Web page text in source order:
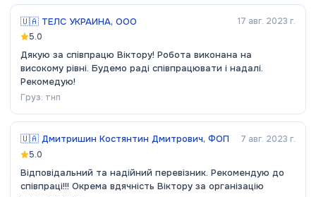
🇺🇦 ТЕЛС УКРАИНА, ООО
17 авг. 2023 г.
5.0
Дякую за співпрацю Віктору! Робота виконана на
високому рівні. Будемо раді співпрацювати і надалі.
Рекомедую!
Груз: тнп
🇺🇦 Дмитришин Костянтин Дмитрович, ФОП
7 авг. 2023 г.
5.0
Відповідальний та надійний перевізник. Рекомендую до
співпраці!!! Окрема вдячність Віктору за організацію